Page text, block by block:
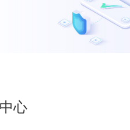
及信息安全等5项管理体系认证
心